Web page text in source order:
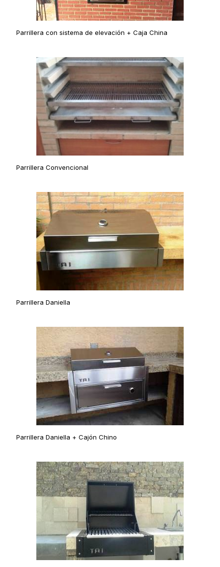
Parrillera con sistema de elevación + Caja China
Parrillera Convencional
Parrillera Daniella
Parrillera Daniella + Cajón Chino